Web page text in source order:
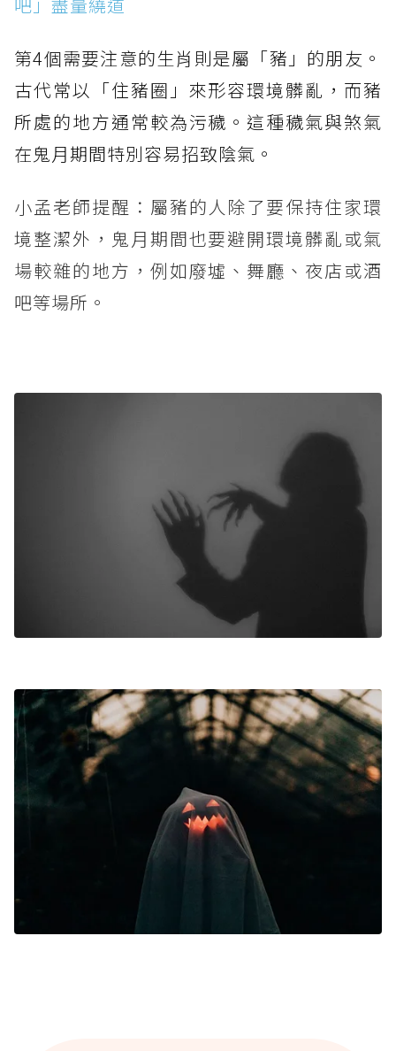
第4個需要注意的生肖則是屬「豬」的朋友。
古代常以「住豬圈」來形容環境髒亂，而豬
所處的地方通常較為污穢。這種穢氣與煞氣
在鬼月期間特別容易招致陰氣。
小孟老師提醒：屬豬的人除了要保持住家環
境整潔外，鬼月期間也要避開環境髒亂或氣
場較雜的地方，例如廢墟、舞廳、夜店或酒
吧等場所。